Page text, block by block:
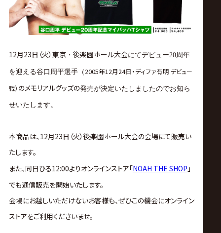
ン
ノ
ア
式
サ
イ
12月23日（火）東京・ 後楽園ホール大会にてデビュー20周年
を迎える谷口周平選手（2005年12月24日・ディファ有明 デビュー
戦） のメモリアルグッズの発売が決定いたしましたのでお知ら
せいたします。
本商品は、12月23日（火）後楽園ホール大会の会場にて販売い
たします。
また、同日ひる12:00よりオンラインストア「NOAH THE SHOP 」
でも通信販売を開始いたします。
会場にお越しいただけないお客様も、ぜひこの機会にオンライン
ストアをご利用くださいませ。